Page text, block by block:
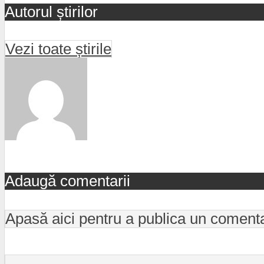
Autorul știrilor
Vezi toate știrile
Adaugă comentarii
Apasă aici pentru a publica un